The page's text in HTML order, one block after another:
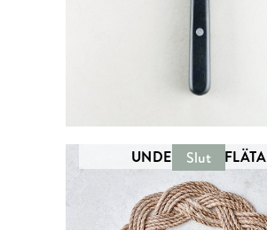
UNDERLÄGG FLÄTA
Slut